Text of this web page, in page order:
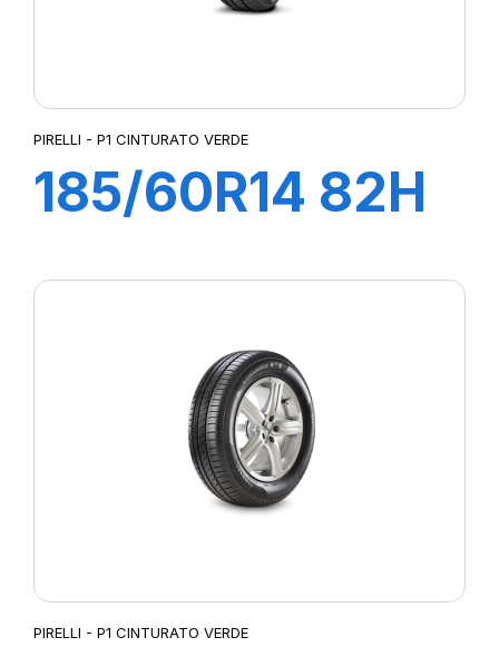
PIRELLI - P1 CINTURATO VERDE
185/60R14 82H
PIRELLI - P1 CINTURATO VERDE